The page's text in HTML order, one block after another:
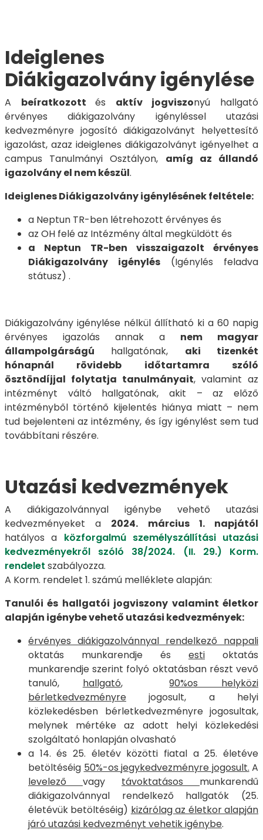
Ideiglenes
Diákigazolvány igénylése
A beíratkozottés aktív jogviszonyú hallgató
érvényes diákigazolvány igényléssel utazási
kedvezményre jogosító diákigazolványt helyettesítő
igazolást, azaz ideiglenes diákigazolványt igényelhet a
campus Tanulmányi Osztályon, amíg az állandó
igazolvány el nem készül.
Ideiglenes Diákigazolvány igénylésének feltétele:
a Neptun TR-ben létrehozott érvényes és
az OH felé az Intézmény által megküldött és
a Neptun TR-ben visszaigazolt érvényes
Diákigazolvány igénylés (Igénylés feladva
státusz) .
Diákigazolvány igénylése nélkül állítható ki a 60 napig
érvényes igazolás annak a nem magyar
állampolgárságú hallgatónak, aki tizenkét
hónapnál rövidebb időtartamra szóló
ösztöndíjjal folytatja tanulmányait, valamint az
intézményt váltó hallgatónak, akit – az előző
intézményből történő kijelentés hiánya miatt – nem
tud bejelenteni az intézmény, és így igénylést sem tud
továbbítani részére.
Utazási kedvezmények
A diákigazolvánnyal igénybe vehető utazási
kedvezményeket a 2024. március 1. napjától
hatályos a közforgalmú személyszállítási utazási
kedvezményekről szóló 38/2024. (II. 29.) Korm.
rendelet szabályozza.
A Korm. rendelet 1. számú melléklete alapján:
Tanulói és hallgatói jogviszony valamint életkor
alapján igénybe vehető utazási kedvezmények:
érvényes diákigazolvánnyal rendelkező nappali
oktatás munkarendje és esti oktatás
munkarendje szerint folyó oktatásban részt vevő
tanuló, hallgató,90%os helyközi
bérletkedvezményre jogosult, a helyi
közlekedésben bérletkedvezményre jogosultak,
melynek mértéke az adott helyi közlekedési
szolgáltató honlapján olvasható
a 14. és 25. életév közötti fiatal a 25. életéve
betöltéséig 50%-os jegykedvezményre jogosult. A
levelező vagy távoktatásos munkarendű
diákigazolvánnyal rendelkező hallgatók (25.
életévük betöltéséig) kizárólag az életkor alapján
járó utazási kedvezményt vehetik igénybe.